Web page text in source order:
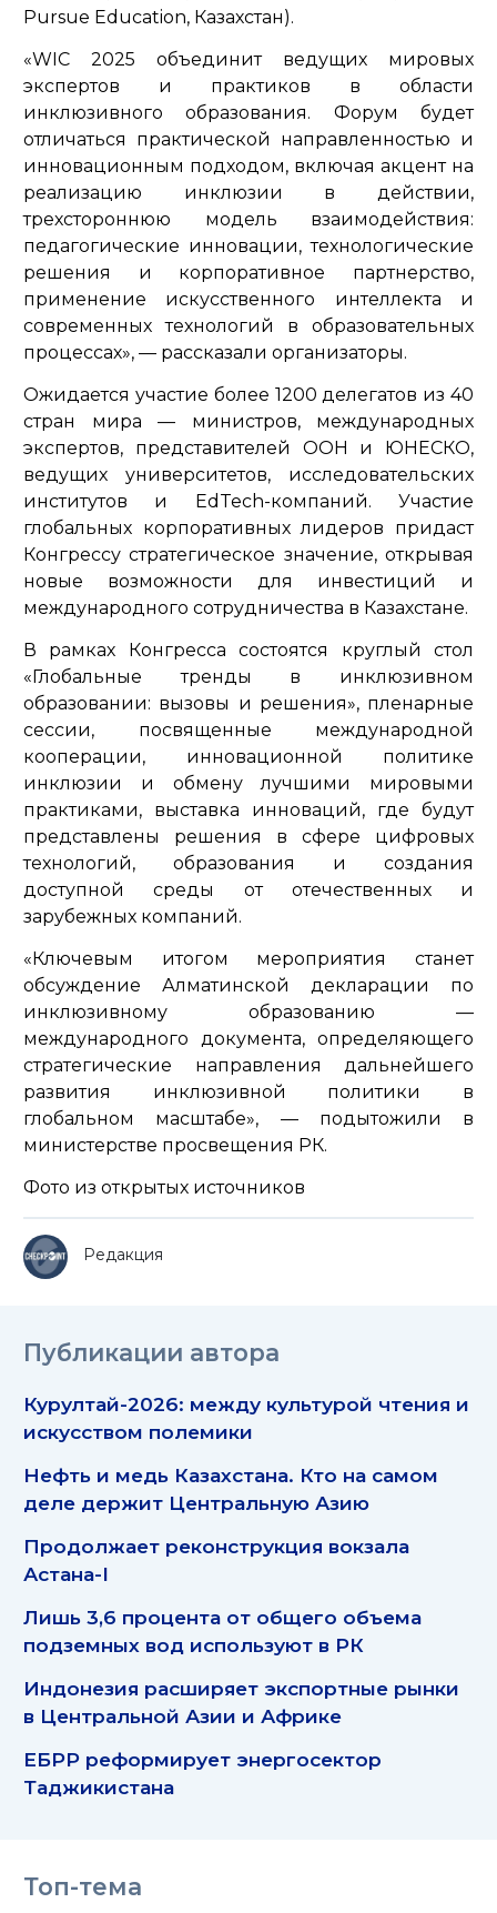
Pursue Education, Казахстан).
«WIC 2025 объединит ведущих мировых
экспертов и практиков в области
инклюзивного образования. Форум будет
отличаться практической направленностью и
инновационным подходом, включая акцент на
реализацию инклюзии в действии,
трехстороннюю модель взаимодействия:
педагогические инновации, технологические
решения и корпоративное партнерство,
применение искусственного интеллекта и
современных технологий в образовательных
процессах», — рассказали организаторы.
Ожидается участие более 1200 делегатов из 40
стран мира — министров, международных
экспертов, представителей ООН и ЮНЕСКО,
ведущих университетов, исследовательских
институтов и EdTech-компаний. Участие
глобальных корпоративных лидеров придаст
Конгрессу стратегическое значение, открывая
новые возможности для инвестиций и
международного сотрудничества в Казахстане.
В рамках Конгресса состоятся круглый стол
«Глобальные тренды в инклюзивном
образовании: вызовы и решения», пленарные
сессии, посвященные международной
кооперации, инновационной политике
инклюзии и обмену лучшими мировыми
практиками, выставка инноваций, где будут
представлены решения в сфере цифровых
технологий, образования и создания
доступной среды от отечественных и
зарубежных компаний.
«Ключевым итогом мероприятия станет
обсуждение Алматинской декларации по
инклюзивному образованию —
международного документа, определяющего
стратегические направления дальнейшего
развития инклюзивной политики в
глобальном масштабе», — подытожили в
министерстве просвещения РК.
Фото из открытых источников
Редакция
Публикации автора
Курултай-2026: между культурой чтения и
искусством полемики
Нефть и медь Казахстана. Кто на самом
деле держит Центральную Азию
Продолжает реконструкция вокзала
Астана-I
Лишь 3,6 процента от общего объема
подземных вод используют в РК
Индонезия расширяет экспортные рынки
в Центральной Азии и Африке
ЕБРР реформирует энергосектор
Таджикистана
Топ-тема